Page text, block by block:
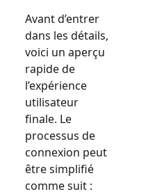
Avant d’entrer
dans les détails,
voici un aperçu
rapide de
l’expérience
utilisateur
finale. Le
processus de
connexion peut
être simplifié
comme suit :